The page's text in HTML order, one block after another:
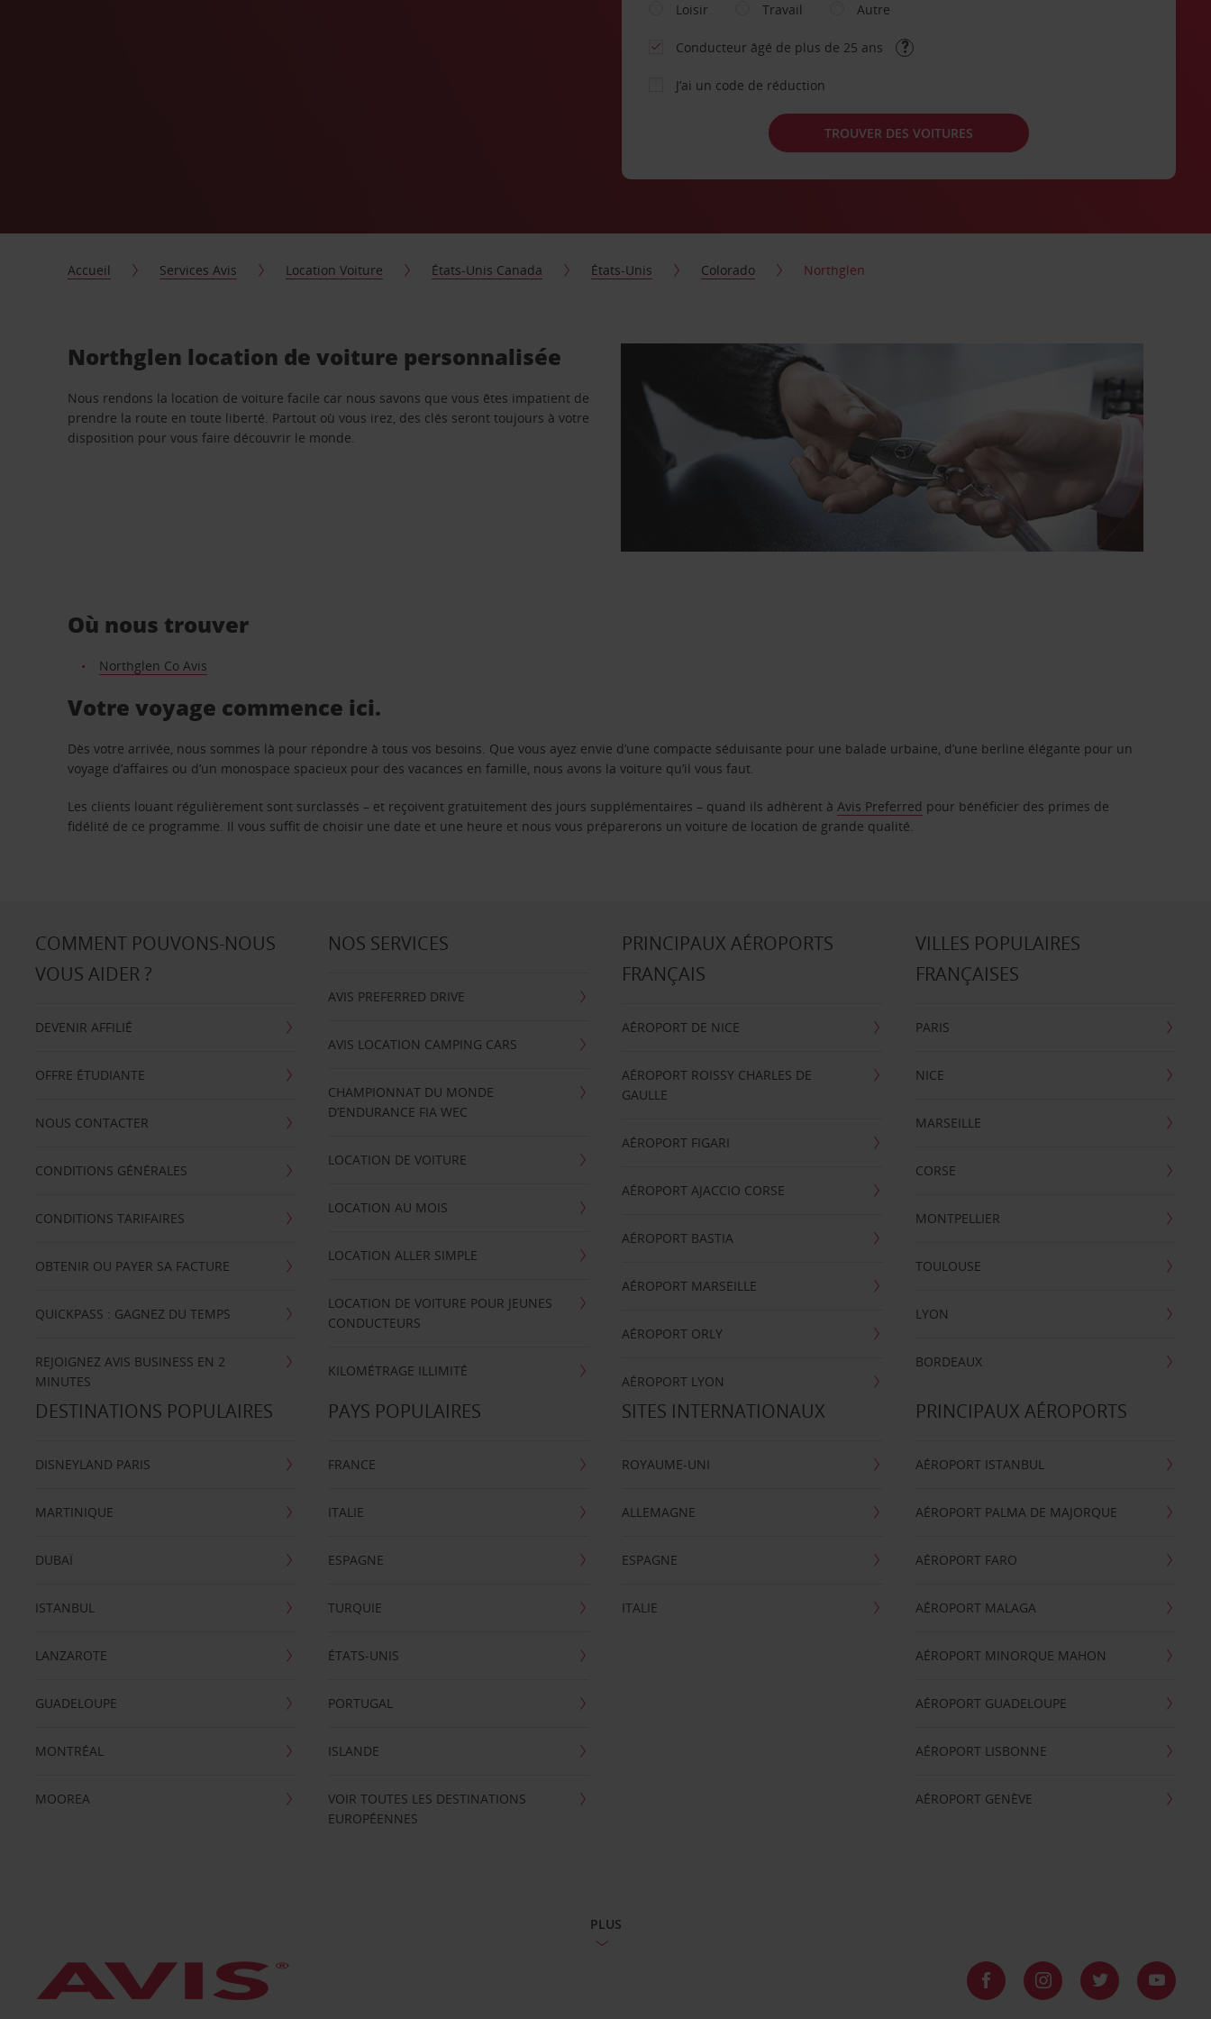
Loisir
Travail Autre
Conducteur âgé de plus de 25 ans
J’ai un code de réduction
TROUVER DES VOITURES
Accueil Services Avis Location Voiture États-Unis Canada États-Unis Colorado Northglen
Northglen location de voiture personnalisée
Nous rendons la location de voiture facile car nous savons que vous êtes impatient de
prendre la route en toute liberté. Partout où vous irez, des clés seront toujours à votre
disposition pour vous faire découvrir le monde.
Où nous trouver
Northglen Co Avis
Votre voyage commence ici.
Dès votre arrivée, nous sommes là pour répondre à tous vos besoins. Que vous ayez envie d’une compacte séduisante pour une balade urbaine, d’une berline élégante pour un
voyage d’affaires ou d’un monospace spacieux pour des vacances en famille, nous avons la voiture qu’il vous faut.
Les clients louant régulièrement sont surclassés – et reçoivent gratuitement des jours supplémentaires – quand ils adhèrent àAvis Preferred pour bénéficier des primes de
fidélité de ce programme. Il vous suffit de choisir une date et une heure et nous vous préparerons un voiture de location de grande qualité.
COMMENT POUVONS-NOUS
VOUS AIDER ?
DEVENIR AFFILIÉ
OFFRE ÉTUDIANTE
NOUS CONTACTER
CONDITIONS GÉNÉRALES
CONDITIONS TARIFAIRES
OBTENIR OU PAYER SA FACTURE
QUICKPASS : GAGNEZ DU TEMPS
REJOIGNEZ AVIS BUSINESS EN 2
MINUTES
NOS SERVICES
AVIS PREFERRED DRIVE
AVIS LOCATION CAMPING CARS
CHAMPIONNAT DU MONDE
D’ENDURANCE FIA WEC
LOCATION DE VOITURE
LOCATION AU MOIS
LOCATION ALLER SIMPLE
LOCATION DE VOITURE POUR JEUNES
CONDUCTEURS
KILOMÉTRAGE ILLIMITÉ
PRINCIPAUX AÉROPORTS
FRANÇAIS
AÉROPORT DE NICE
AÉROPORT ROISSY CHARLES DE
GAULLE
AÉROPORT FIGARI
AÉROPORT AJACCIO CORSE
AÉROPORT BASTIA
AÉROPORT MARSEILLE
AÉROPORT ORLY
AÉROPORT LYON
VILLES POPULAIRES
FRANÇAISES
PARIS
NICE
MARSEILLE
CORSE
MONTPELLIER
TOULOUSE
LYON
BORDEAUX
DESTINATIONS POPULAIRES
DISNEYLAND PARIS
MARTINIQUE
DUBAÏ
ISTANBUL
LANZAROTE
GUADELOUPE
MONTRÉAL
MOOREA
PAYS POPULAIRES
FRANCE
ITALIE
ESPAGNE
TURQUIE
ÉTATS-UNIS
PORTUGAL
ISLANDE
VOIR TOUTES LES DESTINATIONS
EUROPÉENNES
SITES INTERNATIONAUX
ROYAUME-UNI
ALLEMAGNE
ESPAGNE
ITALIE
PRINCIPAUX AÉROPORTS
AÉROPORT ISTANBUL
AÉROPORT PALMA DE MAJORQUE
AÉROPORT FARO
AÉROPORT MALAGA
AÉROPORT MINORQUE MAHON
AÉROPORT GUADELOUPE
AÉROPORT LISBONNE
AÉROPORT GENÈVE
PLUS